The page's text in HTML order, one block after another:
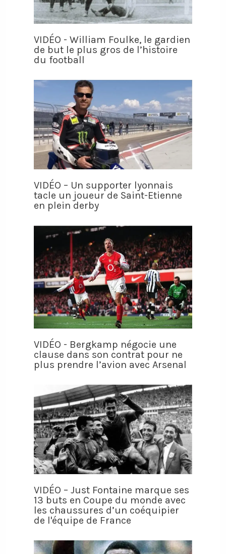
VIDÉO - William Foulke, le gardien
de but le plus gros de l’histoire
du football
VIDÉO – Un supporter lyonnais
tacle un joueur de Saint-Etienne
en plein derby
VIDÉO - Bergkamp négocie une
clause dans son contrat pour ne
plus prendre l’avion avec Arsenal
VIDÉO – Just Fontaine marque ses
13 buts en Coupe du monde avec
les chaussures d’un coéquipier
de l'équipe de France